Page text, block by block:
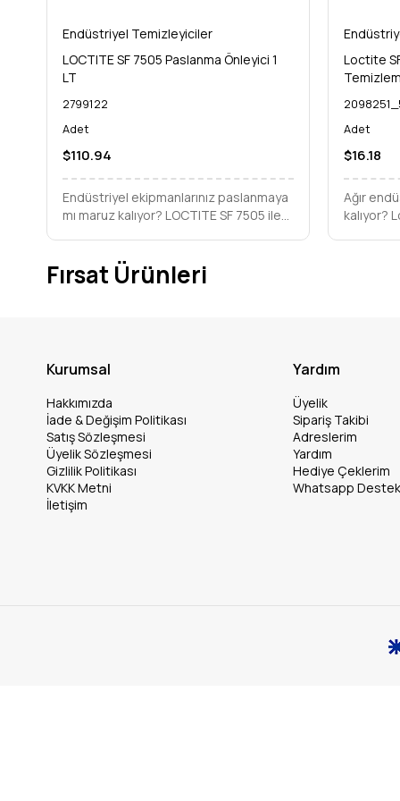
Endüstriyel Temizleyiciler
LOCTITE SF 7505 Paslanma Önleyici 1
LT
2799122
Adet
$110.94
Endüstriyel ekipmanlarınız paslanmaya
mı maruz kalıyor? LOCTITE SF 7505 ile
Loctite
Adet
$16.18
Ağır
kalıyor?
Fırsat Ürünleri
Kurumsal
Hakkımızda
İade & Değişim Politikası
Satış Sözleşmesi
Üyelik Sözleşmesi
Gizlilik Politikası
KVKK Metni
İletişim
Yardım
Üyelik
Sipariş Takibi
Adreslerim
Yardım
Hediye Çeklerim
Whatsapp